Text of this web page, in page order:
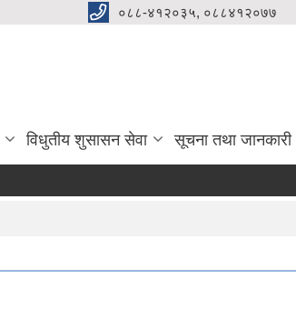
०८८-४१२०३५, ०८८४१२०७७
विधुतीय शुसासन सेवा सूचना तथा जानकारी